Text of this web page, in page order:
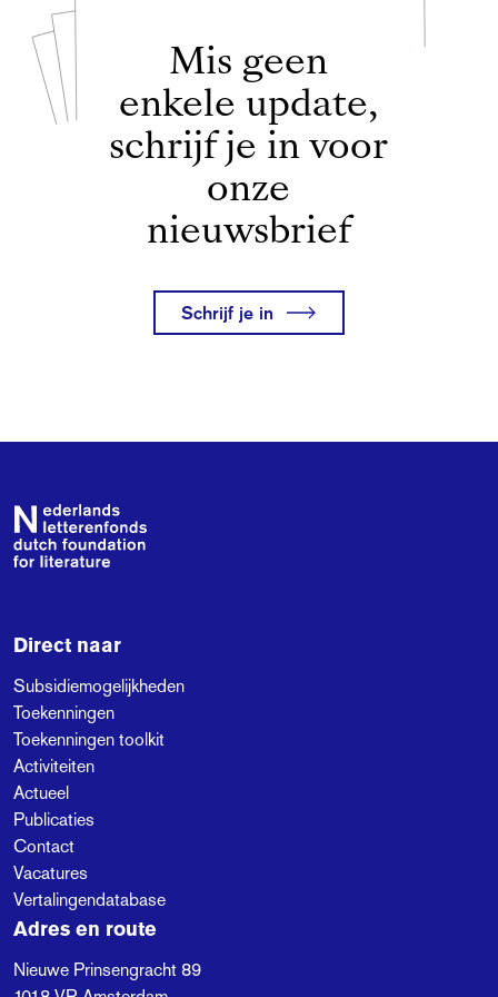
Mis geen
enkele update,
schrijf je in voor
onze
nieuwsbrief
Schrijf je in
Footer
Direct naar
Subsidiemogelijkheden
Toekenningen
Toekenningen toolkit
Activiteiten
Actueel
Publicaties
Contact
Vacatures
Vertalingendatabase
Adres en route
Nieuwe Prinsengracht 89